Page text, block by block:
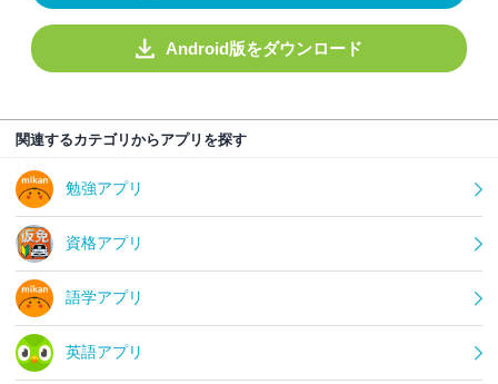
Android版をダウンロード
関連するカテゴリからアプリを探す
勉強アプリ
資格アプリ
語学アプリ
英語アプリ